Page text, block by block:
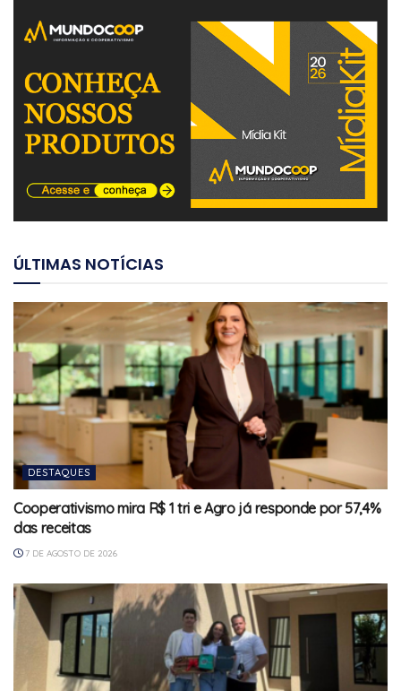
ÚLTIMAS NOTÍCIAS
DESTAQUES
Cooperativismo mira R$ 1 tri e Agro já responde por 57,4%
das receitas
7 DE AGOSTO DE 2026